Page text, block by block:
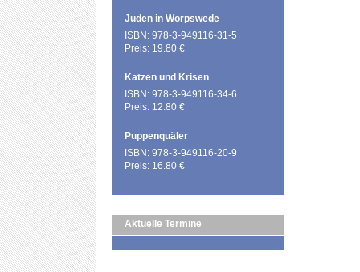
Juden in Worpswede
ISBN: 978-3-949116-31-5
Preis: 19.80 €
Katzen und Krisen
ISBN: 978-3-949116-34-6
Preis: 12.80 €
Puppenquäler
ISBN: 978-3-949116-20-9
Preis: 16.80 €
Aktuelle Termine